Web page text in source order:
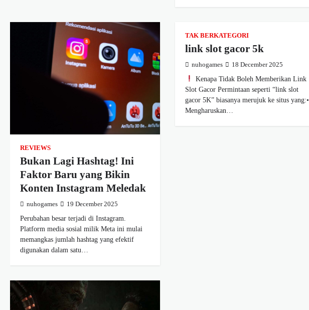
REVIEWS
Bukan Lagi Hashtag! Ini
Faktor Baru yang Bikin
Konten Instagram Meledak
nuhogames 19 December 2025
Perubahan besar terjadi di Instagram.
Platform media sosial milik Meta ini mulai
memangkas jumlah hashtag yang efektif
digunakan dalam satu…
TAK BERKATEGORI
link slot gacor 5k
nuhogames 18 December 2025
Kenapa Tidak Boleh Memberikan Link
Slot Gacor Permintaan seperti “link slot
gacor 5K” biasanya merujuk ke situs yang:•
Mengharuskan…